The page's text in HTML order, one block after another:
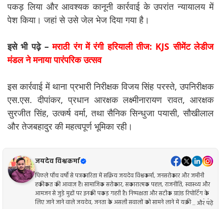
पकड़ लिया और आवश्यक कानूनी कार्रवाई के उपरांत न्यायालय में
पेश किया। जहां से उसे जेल भेज दिया गया है।
इसे भी पढ़े –मराठी रंग में रंगी हरियाली तीज: KJS सीमेंट लेडीज
मंडल ने मनाया पारंपरिक उत्सव
इस कार्रवाई में थाना प्रभारी निरीक्षक विजय सिंह परस्ते, उपनिरीक्षक
एस.एस. दीपांकर, प्रधान आरक्षक लक्ष्मीनारायण रावत, आरक्षक
सुरजीत सिंह, उत्कर्ष वर्मा, तथा सैनिक सिन्धुजा पयासी, सौखीलाल
और तेजबहादुर की महत्वपूर्ण भूमिका रही।
जयदेव विश्वकर्मा
पिछले पाँच वर्षों से पत्रकारिता में सक्रिय जयदेव विश्वकर्मा, जनसरोकार और जमीनी
हकीकत की आवाज़ हैं। सामाजिक सरोकार, सकारात्मक पहल, राजनीति, स्वास्थ्य और
आमजन से जुड़े मुद्दों पर इनकी पकड़ गहरी है। निष्पक्षता और सटीक ग्राउंड रिपोर्टिंग के
लिए जाने जाने वाले जयदेव, जनता के असली सवालों को सामने लाने में यक़ीन रखते हैं।
... और पढ़ें